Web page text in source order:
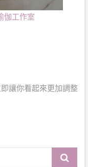
伽工作室
讓你看起來更加調整
Search